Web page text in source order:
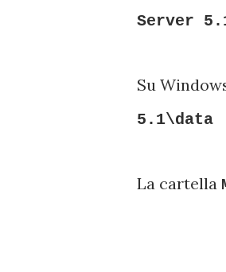
Server
Su
5.1\data
La cartella